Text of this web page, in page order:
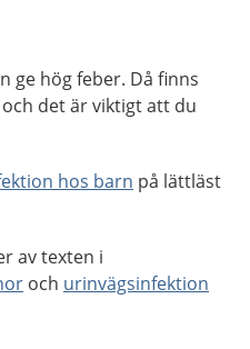
ge hög feber. Då finns
det är viktigt att du
hos barn på lättläst
av texten i
och urinvägsinfektion